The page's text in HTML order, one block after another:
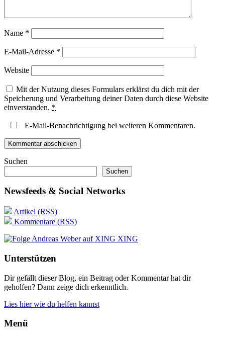
Name *
E-Mail-Adresse *
Website
Mit der Nutzung dieses Formulars erklärst du dich mit der
Speicherung und Verarbeitung deiner Daten durch diese Website
einverstanden. *
E-Mail-Benachrichtigung bei weiteren Kommentaren.
Suchen
Suchen
Newsfeeds & Social Networks
Artikel (RSS)
Kommentare (RSS)
XING
Unterstützen
Dir gefällt dieser Blog, ein Beitrag oder Kommentar hat dir
geholfen? Dann zeige dich erkenntlich.
Lies hier wie du helfen kannst
Menü